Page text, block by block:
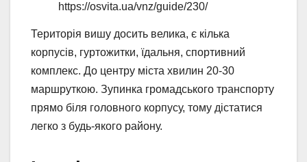
https://osvita.ua/vnz/guide/230/
Територія вишу досить велика, є кілька
корпусів, гуртожитки, їдальня, спортивний
комплекс. До центру міста хвилин 20-30
маршруткою. Зупинка громадського транспорту
прямо біля головного корпусу, тому дістатися
легко з будь-якого району.